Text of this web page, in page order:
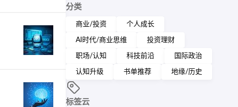
分类
商业/投资 个人成长
AI时代/商业思维 投资理财
职场/认知 科技前沿 国际政治
认知升级 书单推荐 地缘/历史
标签云